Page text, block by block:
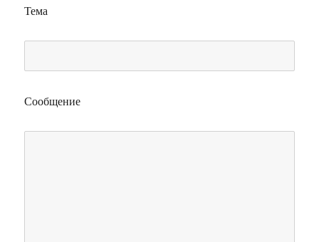
Тема
Сообщение